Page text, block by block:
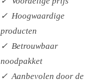
✓ Hoogwaardige
producten
✓ Betrouwbaar
noodpakket
✓ Aanbevolen door de